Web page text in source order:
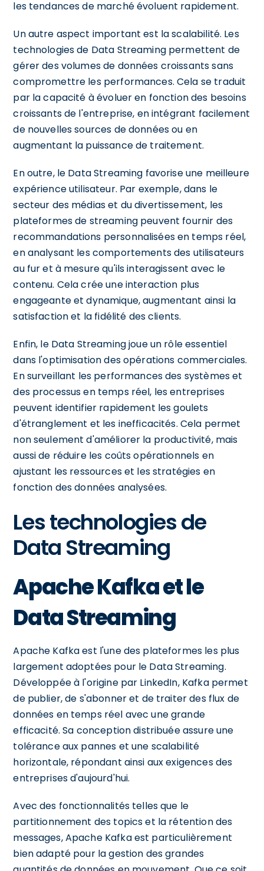
les tendances de marché évoluent rapidement.
Un autre aspect important est la scalabilité. Les
technologies de Data Streaming permettent de
gérer des volumes de données croissants sans
compromettre les performances. Cela se traduit
par la capacité à évoluer en fonction des besoins
croissants de l'entreprise, en intégrant facilement
de nouvelles sources de données ou en
augmentant la puissance de traitement.
En outre, le Data Streaming favorise une meilleure
expérience utilisateur. Par exemple, dans le
secteur des médias et du divertissement, les
plateformes de streaming peuvent fournir des
recommandations personnalisées en temps réel,
en analysant les comportements des utilisateurs
au fur et à mesure qu'ils interagissent avec le
contenu. Cela crée une interaction plus
engageante et dynamique, augmentant ainsi la
satisfaction et la fidélité des clients.
Enfin, le Data Streaming joue un rôle essentiel
dans l'optimisation des opérations commerciales.
En surveillant les performances des systèmes et
des processus en temps réel, les entreprises
peuvent identifier rapidement les goulets
d'étranglement et les inefficacités. Cela permet
non seulement d'améliorer la productivité, mais
aussi de réduire les coûts opérationnels en
ajustant les ressources et les stratégies en
fonction des données analysées.
Les technologies de
Data Streaming
Apache Kafka et le
Data Streaming
Apache Kafka est l'une des plateformes les plus
largement adoptées pour le Data Streaming.
Développée à l'origine par LinkedIn, Kafka permet
de publier, de s'abonner et de traiter des flux de
données en temps réel avec une grande
efficacité. Sa conception distribuée assure une
tolérance aux pannes et une scalabilité
horizontale, répondant ainsi aux exigences des
entreprises d'aujourd'hui.
Avec des fonctionnalités telles que le
partitionnement des topics et la rétention des
messages, Apache Kafka est particulièrement
bien adapté pour la gestion des grandes